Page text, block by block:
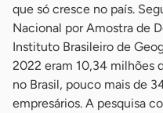
que só cresce no país.
Nacional por Amostra de
Instituto Brasileiro de
2022 eram 10,34 milhões
no Brasil, pouco mais de
empresários. A pesquisa